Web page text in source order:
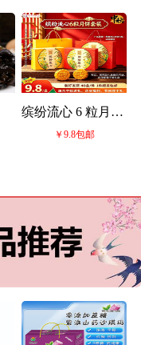
缤纷流心 6 粒月饼
￥9.8包邮